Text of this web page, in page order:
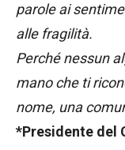
parole ai
alle fragilità.
Perché nessun
mano che ti
nome, una
*Presidente del